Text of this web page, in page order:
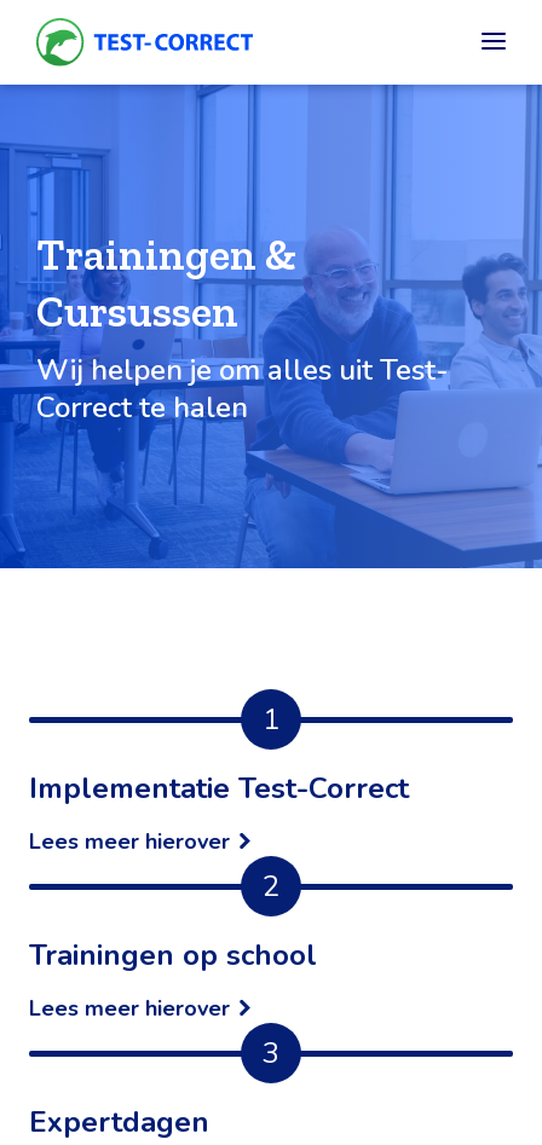
Trainingen &
Cursussen
Wij helpen je om alles uit Test-
Correct te halen
1
Implementatie Test-Correct
Lees meer hierover
2
Trainingen op school
Lees meer hierover
3
Expertdagen